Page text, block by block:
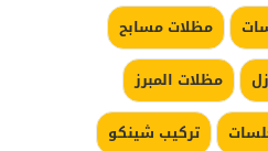
مظلات مسابح
مظلات المبرز
تركيب شينكو